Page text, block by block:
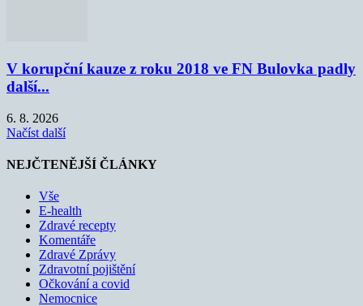
V korupční kauze z roku 2018 ve FN Bulovka padly
další...
6. 8. 2026
Načíst další
NEJČTENĚJŠÍ ČLÁNKY
Vše
E-health
Zdravé recepty
Komentáře
Zdravé Zprávy
Zdravotní pojištění
Očkování a covid
Nemocnice